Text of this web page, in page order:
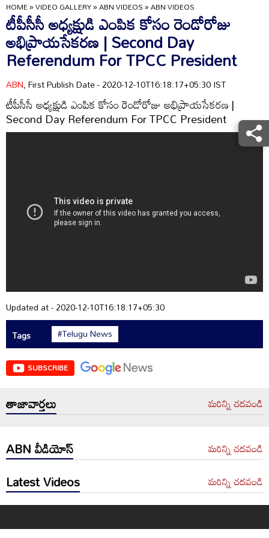
HOME»VIDEO GALLERY»ABN VIDEOS»ABN VIDEOS
టీపీసీసీ అధ్యక్షుడి ఎంపిక కోసం రెండోరోజు
అభిప్రాయసేకరణ | Second Day
Referendum For TPCC President
ABN, First Publish Date - 2020-12-10T16:18:17+05:30 IST
టీపీసీసీ అధ్యక్షుడి ఎంపిక కోసం రెండోరోజు అభిప్రాయసేకరణ |
Second Day Referendum For TPCC President
Updated at - 2020-12-10T16:18:17+05:30
Tags
#Telugu News
SUBSCRIBE
తాజావార్తలు మరిన్ని చదవండి
ABN వీడియోస్ మరిన్ని చదవండి
Latest Videos మరిన్ని చదవండి